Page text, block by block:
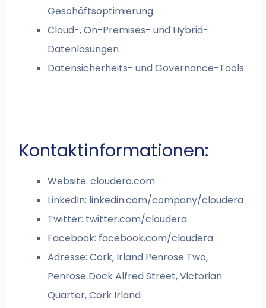
Geschäftsoptimierung
Cloud-, On-Premises- und Hybrid-
Datenlösungen
Datensicherheits- und Governance-Tools
Kontaktinformationen:
Website: cloudera.com
LinkedIn: linkedin.com/company/cloudera
Twitter: twitter.com/cloudera
Facebook: facebook.com/cloudera
Adresse: Cork, Irland Penrose Two,
Penrose Dock Alfred Street, Victorian
Quarter, Cork Irland